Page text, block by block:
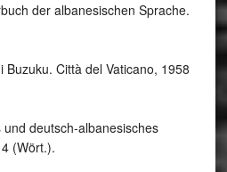
der albanesischen Sprache.
Buzuku. Città del Vaticano, 1958
deutsch-albanesisches
(Wört.).